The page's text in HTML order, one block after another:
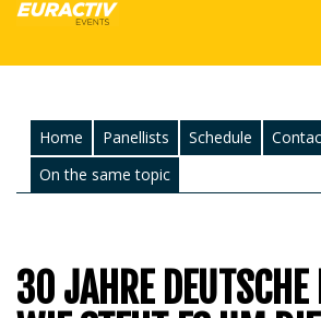
Home Panellists Schedule
On the same topic
30 JAHRE